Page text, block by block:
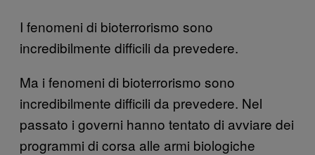
I fenomeni di bioterrorismo sono
incredibilmente difficili da prevedere.
Ma i fenomeni di bioterrorismo sono
incredibilmente difficili da prevedere. Nel
passato i governi hanno tentato di avviare dei
programmi di corsa alle armi biologiche